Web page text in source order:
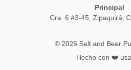
Principal
Cra. 6 #3-45, Zipaquirá,
© 2026 Salt and Beer
Hecho con ❤️